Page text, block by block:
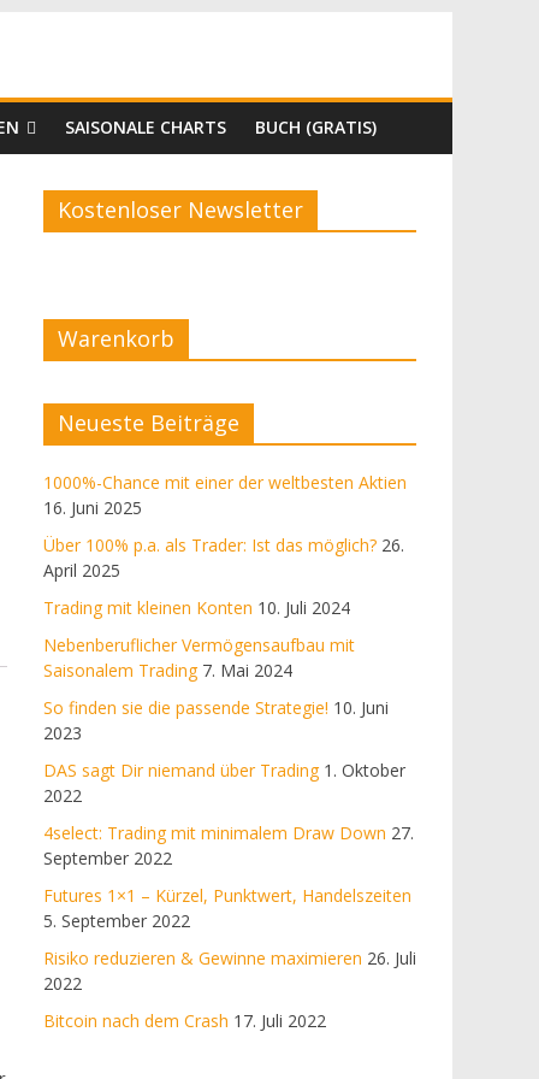
SAISONALE CHARTS BUCH (GRATIS)
Kostenloser Newsletter
Warenkorb
Neueste Beiträge
1000%-Chance mit einer der weltbesten Aktien
16. Juni 2025
Über 100% p.a. als Trader: Ist das möglich? 26.
April 2025
Trading mit kleinen Konten 10. Juli 2024
Nebenberuflicher Vermögensaufbau mit
Saisonalem Trading 7. Mai 2024
So finden sie die passende Strategie! 10. Juni
2023
DAS sagt Dir niemand über Trading 1. Oktober
2022
4select: Trading mit minimalem Draw Down 27.
September 2022
Futures 1×1 – Kürzel, Punktwert, Handelszeiten
5. September 2022
Risiko reduzieren & Gewinne maximieren 26. Juli
2022
Bitcoin nach dem Crash 17. Juli 2022